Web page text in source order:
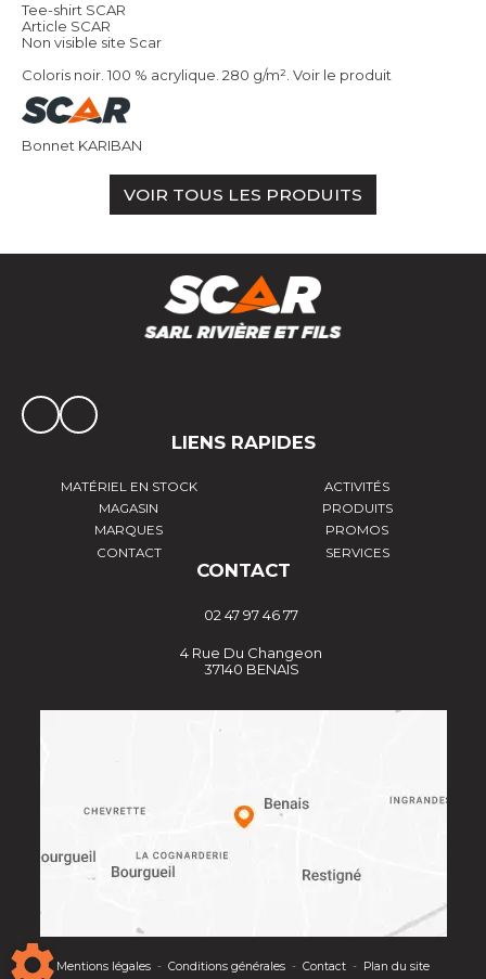
Tee-shirt SCAR
Article SCAR
Non visible site Scar
Coloris noir. 100 % acrylique. 280 g/m². Voir le produit
Bonnet KARIBAN
VOIR TOUS LES PRODUITS
LIENS RAPIDES
MATÉRIEL EN STOCK
ACTIVITÉS
MAGASIN
PRODUITS
MARQUES
PROMOS
CONTACT
SERVICES
CONTACT
02 47 97 46 77
4 Rue Du Changeon
37140 BENAIS
Mentions légales - Conditions générales - Contact - Plan du site